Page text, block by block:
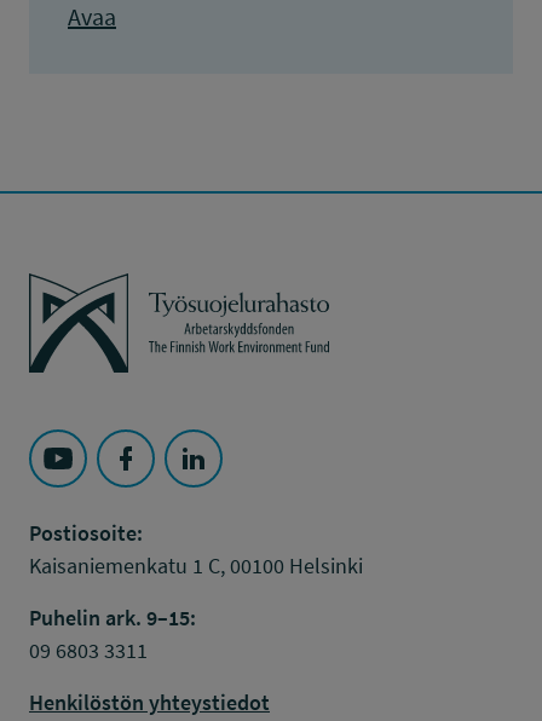
Avaa
Työsuojelurahasto
Seuraa Työsuojelurahasto kohteessa: YouTube
Seuraa Työsuojelurahasto kohteessa:
Seuraa Työsuojelurahasto kohteessa:
Postiosoite:
Kaisaniemenkatu 1 C, 00100 Helsinki
Puhelin ark. 9–15:
09 6803 3311
Henkilöstön yhteystiedot